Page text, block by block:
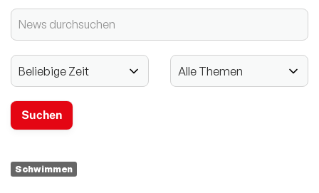
Schwimmen
2024 - 125-jähriges Jubiläum
Vereinssport
Mitglieder-Service